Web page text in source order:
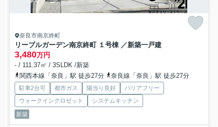
奈良市南京終町
リーブルガーデン南京終町 １号棟 ／新築一戸建
3,480万円
- / 111.37㎡ / 3SLDK /新築
関西本線「奈良」駅 徒歩27分
奈良線「奈良」駅 徒歩27分
駐車2台可 都市ガス 陽当り良好
バリアフリー
ウォークインクロゼット
システムキッチン
新築